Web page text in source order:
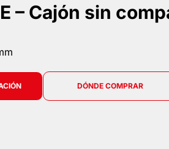
– Cajón sin
DÓNDE COMPRAR